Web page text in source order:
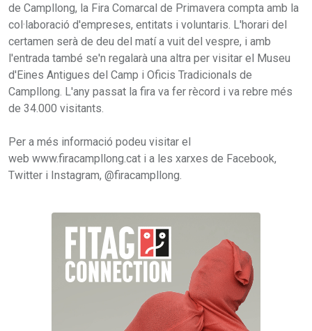
de Campllong, la Fira Comarcal de Primavera compta amb la
col·laboració d'empreses, entitats i voluntaris. L'horari del
certamen serà de deu del matí a vuit del vespre, i amb
l'entrada també se'n regalarà una altra per visitar el Museu
d'Eines Antigues del Camp i Oficis Tradicionals de
Campllong. L'any passat la fira va fer rècord i va rebre més
de 34.000 visitants.
Per a més informació podeu visitar el
web www.firacampllong.cat i a les xarxes de Facebook,
Twitter i Instagram, @firacampllong.